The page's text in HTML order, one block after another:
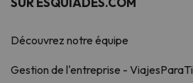
Découvrez notre équipe
Gestion de l'entreprise - ViajesParaTi